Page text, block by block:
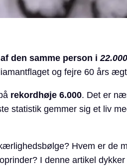
den samme person i
og fejre 60 års
rekordhøje 6.000. Det er
statistik gemmer sig et liv
Hvem er de
I denne artikel